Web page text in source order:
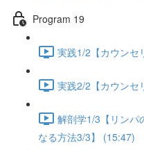
Program 19
実践1/2【カウンセ
実践2/2【カウンセ
解剖学1/3【リン
なる方法3/3】 (15:47)